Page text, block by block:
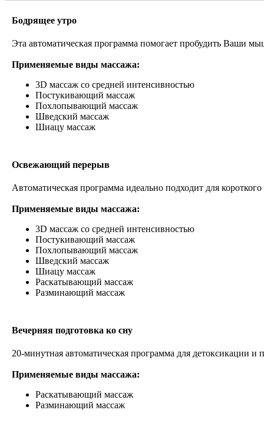
Бодрящее утро
Эта автоматическая программа помогает пробудить Ваши
Применяемые виды массажа:
3D массаж со средней интенсивностью
Постукивающий массаж
Похлопывающий массаж
Шведский массаж
Шиацу массаж
Освежающий перерыв
Автоматическая программа идеально подходит для
Применяемые виды массажа:
3D массаж со средней интенсивностью
Постукивающий массаж
Похлопывающий массаж
Шведский массаж
Шиацу массаж
Раскатывающий массаж
Разминающий массаж
Вечерняя подготовка ко сну
20-минутная автоматическая программа для детоксикации и
Применяемые виды массажа:
Раскатывающий массаж
Разминающий массаж